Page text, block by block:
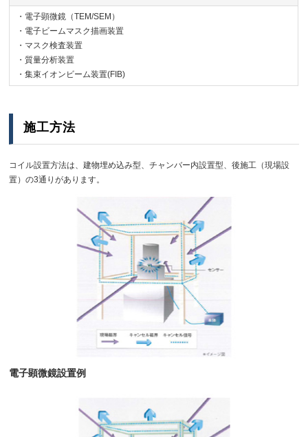
・電子顕微鏡（TEM/SEM）
・電子ビームマスク描画装置
・マスク検査装置
・質量分析装置
・集束イオンビーム装置(FIB)
施工方法
コイル設置方法は、建物埋め込み型、チャンバー内設置型、後施工（現場設
置）の3通りがあります。
電子顕微鏡設置例